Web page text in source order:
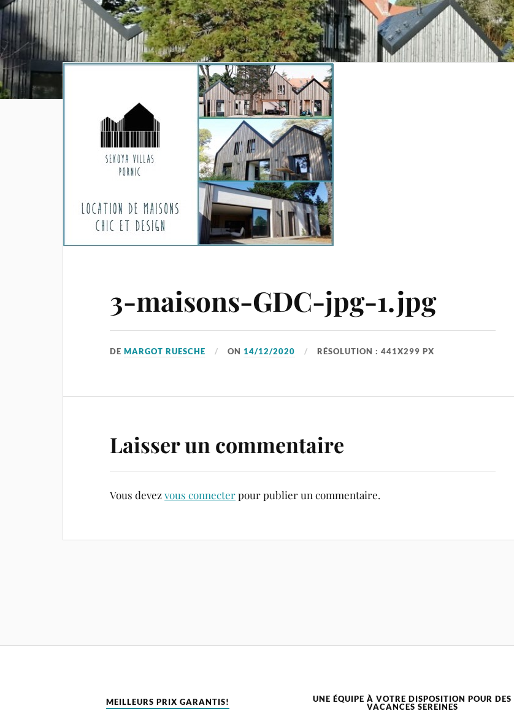
3-maisons-GDC-jpg-1.jpg
DEMARGOT RUESCHE ON 14/12/2020 RÉSOLUTION : 441X299 PX
Laisser un commentaire
Vous devezvous connecterpour publier un commentaire.
MEILLEURS PRIX GARANTIS!
UNE ÉQUIPE À VOTRE DISPOSITION POUR DES
VACANCES SEREINES